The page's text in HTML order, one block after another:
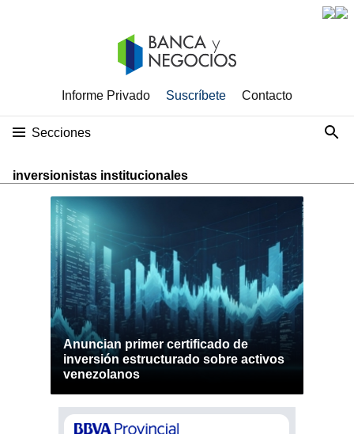
Informe Privado Suscríbete Contacto
Secciones
inversionistas institucionales
Anuncian primer certificado de
inversión estructurado sobre activos
venezolanos